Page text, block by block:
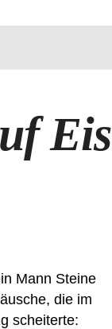
Eis
Mann Steine
die im
scheiterte: